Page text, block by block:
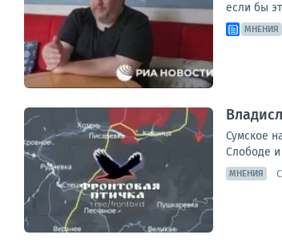
если бы
МНЕНИЯ
Сумское
Слободе и
МНЕНИЯ